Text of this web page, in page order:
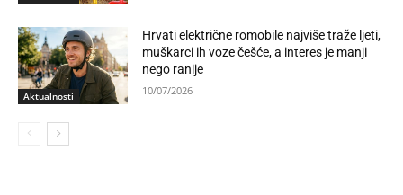
Aktualnosti
Hrvati električne romobile najviše traže ljeti,
muškarci ih voze češće, a interes je manji
nego ranije
10/07/2026